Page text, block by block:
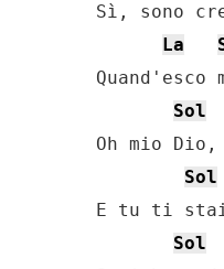
Sì, sono
La
Sol
Oh mio
Sol
E tu ti stai
Sol